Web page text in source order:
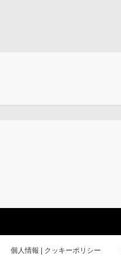
個人情報 | クッキーポリシー